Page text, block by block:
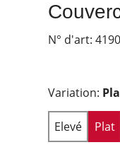
N° d'art:
Variation:
Elevé Plat